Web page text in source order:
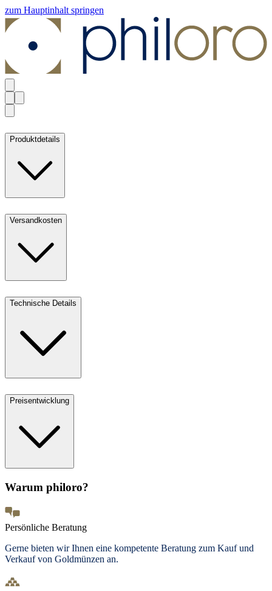
zum Hauptinhalt springen
Produktdetails
Versandkosten
Technische Details
Preisentwicklung
Warum philoro?
Persönliche Beratung
Gerne bieten wir Ihnen eine kompetente Beratung zum Kauf und
Verkauf von Goldmünzen an.